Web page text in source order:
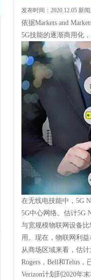
发布时间： 2020.12.05 新
依据Markets and
5G技能的逐渐商用化
在无线电技能中，5G
5G中心网络。估计5G
与宽规模物联网设备
用。现在，物联网利
从商场区域来看，估
Rogers，Bell和Telus
Verizon计划到2020年